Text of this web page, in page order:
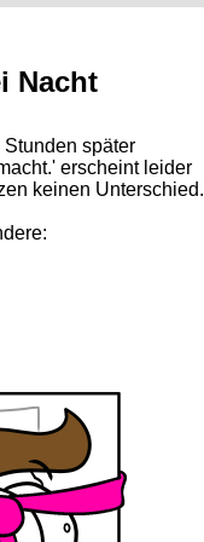
Nacht
später
erscheint leider
keinen Unterschied.